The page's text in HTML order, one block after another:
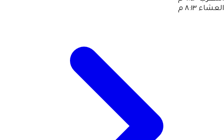
العشاء ٨:١٣ م